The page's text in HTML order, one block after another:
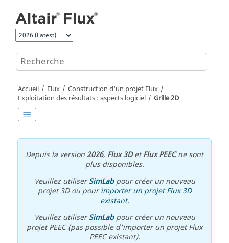
Accueil Flux
Construction d'un projet Flux
Exploitation des résultats : aspects logiciel
Grille 2D
Depuis la version2026, Flux 3DetFlux PEECne sont
plus disponibles.
Veuillez utiliserSimLabpour créer un nouveau
projet 3D ou pourimporter un projet Flux 3D
existant.
Veuillez utiliserSimLabpour créer un nouveau
projet PEEC (pas possible d'importer un projet Flux
PEEC existant).